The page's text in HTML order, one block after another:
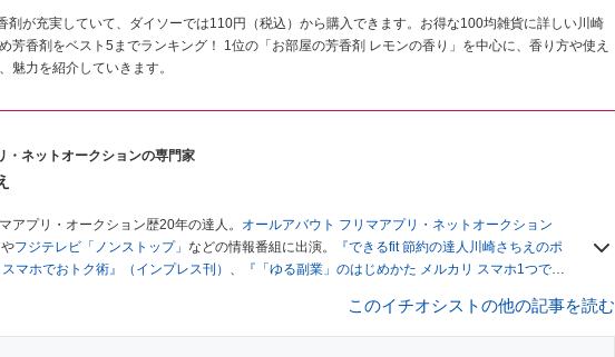
剤が充実していて、ダイソーでは110円（税込）から購入できます。お得な100均雑貨に詳しい川崎
芳香剤をベスト5までランキング！ 1位の「お部屋の芳香剤 レモンの香り」を中心に、香り方や使え
魅力を紹介していきます。
・ネットオークションの専門家
アプリ・オークション歴20年の達人。
オールアバウト フリマアプリ・ネットオークション
やフジテレビ「ノンストップ」 などの情報番組に出演。
『できるfit 節約の達人川崎さちえのポ
マホでおトク術』（インプレス刊） 、
『「ゆる副業」のはじめかた メルカリ スマホ1つでス
をするために、突然会社を辞める。翌月からの給料が０円になり、家にいながら、しかも空
ンに目をつける。しかし、取引の仕方がわからずに、まずは落札者として参加。その後、出
このイチオシストの他の記事を読む